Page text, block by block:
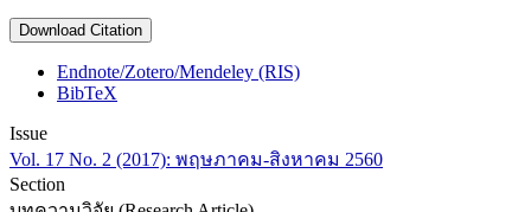
Download Citation
Endnote/Zotero/Mendeley (RIS)
BibTeX
Issue
Vol. 17 No. 2 (2017): พฤษภาคม-สิงหาคม 2560
Section